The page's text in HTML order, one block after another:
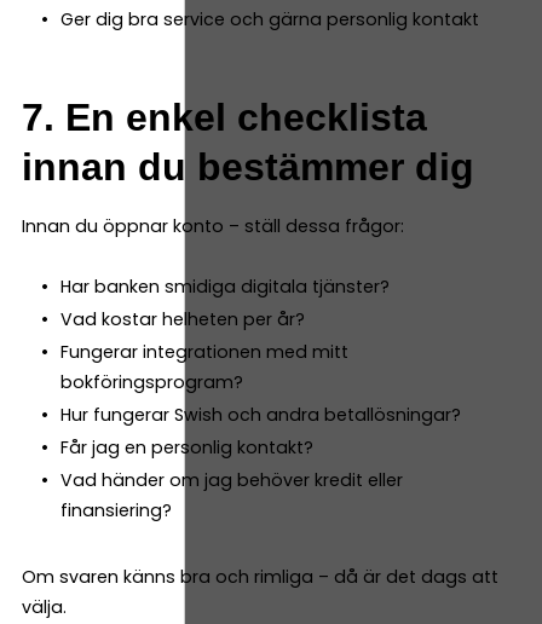
Ger dig bra service och gärna personlig kontakt
7. En enkel checklista
innan du bestämmer dig
Innan du öppnar konto – ställ dessa frågor:
Har banken smidiga digitala tjänster?
Vad kostar helheten per år?
Fungerar integrationen med mitt
bokföringsprogram?
Hur fungerar Swish och andra betallösningar?
Får jag en personlig kontakt?
Vad händer om jag behöver kredit eller
finansiering?
Om svaren känns bra och rimliga – då är det dags att
välja.